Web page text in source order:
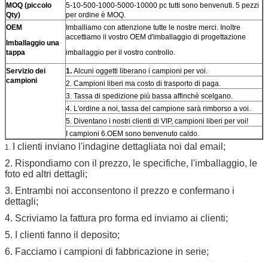
MOQ (piccolo
Qty)
5-10-500-1000-5000-10000 pc tutti sono benvenuti. 5 pezzi
per ordine è MOQ.
OEM
Imballaggio una
tappa
Imballiamo con attenzione tutte le nostre merci. Inoltre
accettiamo il vostro OEM d'imballaggio di progettazione
imballaggio per il vostro controllo.
Servizio dei
campioni
1. Alcuni oggetti liberano i campioni per voi.
2. Campioni liberi ma costo di trasporto di paga.
3. Tassa di spedizione più bassa affinchè scelgano.
4. L'ordine a noi, tassa del campione sarà rimborso a voi.
5. Diventano i nostri clienti di VIP, campioni liberi per voi!
I campioni 6.OEM sono benvenuto caldo.
1.
I clienti inviano l'indagine dettagliata noi dal email;
2. Rispondiamo con il prezzo, le specifiche, l'imballaggio, le
foto ed altri dettagli;
3. Entrambi noi acconsentono il prezzo e confermano i
dettagli;
4. Scriviamo la fattura pro forma ed inviamo ai clienti;
5. I clienti fanno il deposito;
6. Facciamo i campioni di fabbricazione in serie;